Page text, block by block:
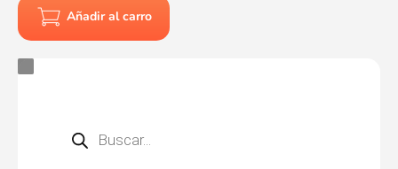
Añadir al carro